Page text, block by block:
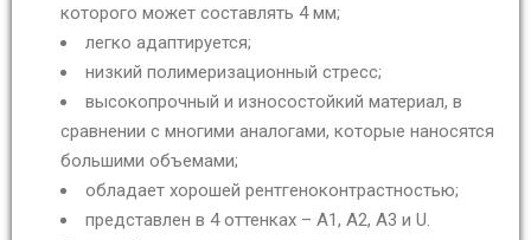
которого может составлять 4 мм;
легко адаптируется;
низкий полимеризационный стресс;
высокопрочный и износостойкий материал, в
сравнении с многими аналогами, которые наносятся
большими объемами;
обладает хорошей рентгеноконтрастностью;
представлен в 4 оттенках – A1, A2, A3 и U.